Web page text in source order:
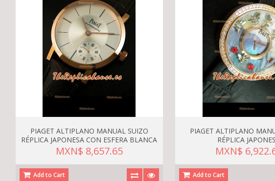
PIAGET ALTIPLANO MANUAL SUIZO
RÉPLICA JAPONESA CON ESFERA BLANCA
MXN$ 8,657.65
Add to Cart
PIAGET ALTIPLANO
RÉPLICA
MXN$
Add to Cart